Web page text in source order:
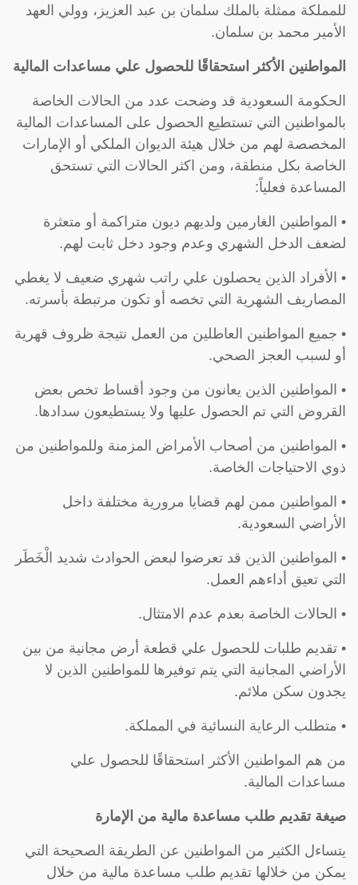
للمملكة ممثلة بالملك سلمان بن عبد العزيز، وولي العهد
الأمير محمد بن سلمان.
المواطنين الأكثر استحقاقًا للحصول علي مساعدات المالية
الحكومة السعودية قد وضحت عدد من الحالات الخاصة
بالمواطنين التي تستطيع الحصول على المساعدات المالية
المخصصة لهم من خلال هيئة الديوان الملكي أو الإمارات
الخاصة بكل منطقة، ومن اكثر الحالات التي تستحق
المساعدة فعلياً:
• المواطنين الغارمين ولديهم ديون متراكمة أو متعثرة
لضعف الدخل الشهري وعدم وجود دخل ثابت لهم.
• الأفراد الذين يحصلون علي راتب شهري ضعيف لا يغطي
المصاريف الشهرية التي تخصه أو تكون مرتبطة بأسرته.
• جميع المواطنين العاطلين من العمل نتيجة ظروف قهرية
أو لسبب العجز الصحي.
• المواطنين الذين يعانون من وجود أقساط تخص بعض
القروض التي تم الحصول عليها ولا يستطيعون سدادها.
• المواطنين من أصحاب الأمراض المزمنة وللمواطنين من
ذوي الاحتياجات الخاصة.
• المواطنين ممن لهم قضايا مرورية مختلفة داخل
الأراضي السعودية.
• المواطنين الذين قد تعرضوا لبعض الحوادث شديد الْخَطَر
التي تعيق أداءهم العمل.
• الحالات الخاصة بعدم عدم الامتثال.
• تقديم طلبات للحصول علي قطعة أرض مجانية من بين
الأراضي المجانية التي يتم توفيرها للمواطنين الذين لا
يجدون سكن ملائم.
• متطلب الرعاية النسائية في المملكة.
من هم المواطنين الأكثر استحقاقًا للحصول علي
مساعدات المالية.
صيغة تقديم طلب مساعدة مالية من الإمارة
يتساءل الكثير من المواطنين عن الطريقة الصحيحة التي
يمكن من خلالها تقديم طلب مساعدة مالية من خلال